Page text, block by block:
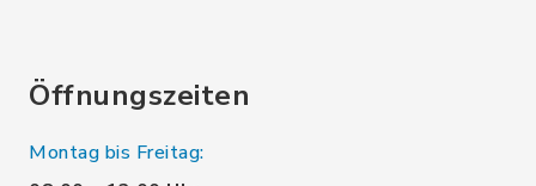
Öffnungszeiten
Montag bis Freitag: